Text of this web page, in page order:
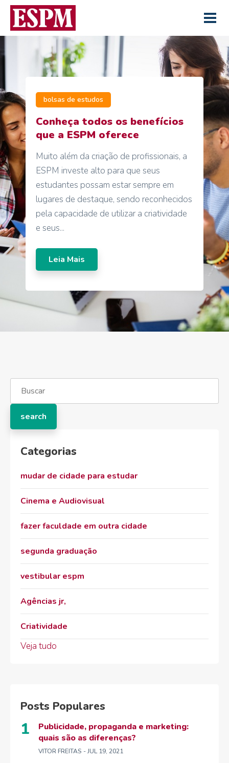
bolsas de estudos
Conheça todos os benefícios
que a ESPM oferece
Muito além da criação de profissionais, a
ESPM investe alto para que seus
estudantes possam estar sempre em
lugares de destaque, sendo reconhecidos
pela capacidade de utilizar a criatividade
e seus...
Leia Mais
Categorias
mudar de cidade para estudar
Cinema e Audiovisual
fazer faculdade em outra cidade
segunda graduação
vestibular espm
Agências jr,
Criatividade
Veja tudo
Posts Populares
Publicidade, propaganda e marketing:
quais são as diferenças?
VITOR FREITAS - JUL 19, 2021